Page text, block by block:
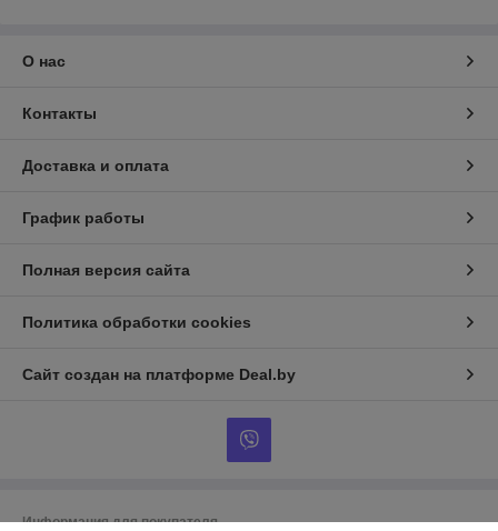
О нас
Контакты
Доставка и оплата
График работы
Полная версия сайта
Политика обработки cookies
Сайт создан на платформе Deal.by
Информация для покупателя